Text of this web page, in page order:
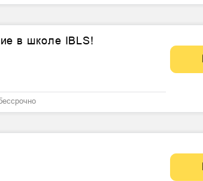
в школе IBLS!